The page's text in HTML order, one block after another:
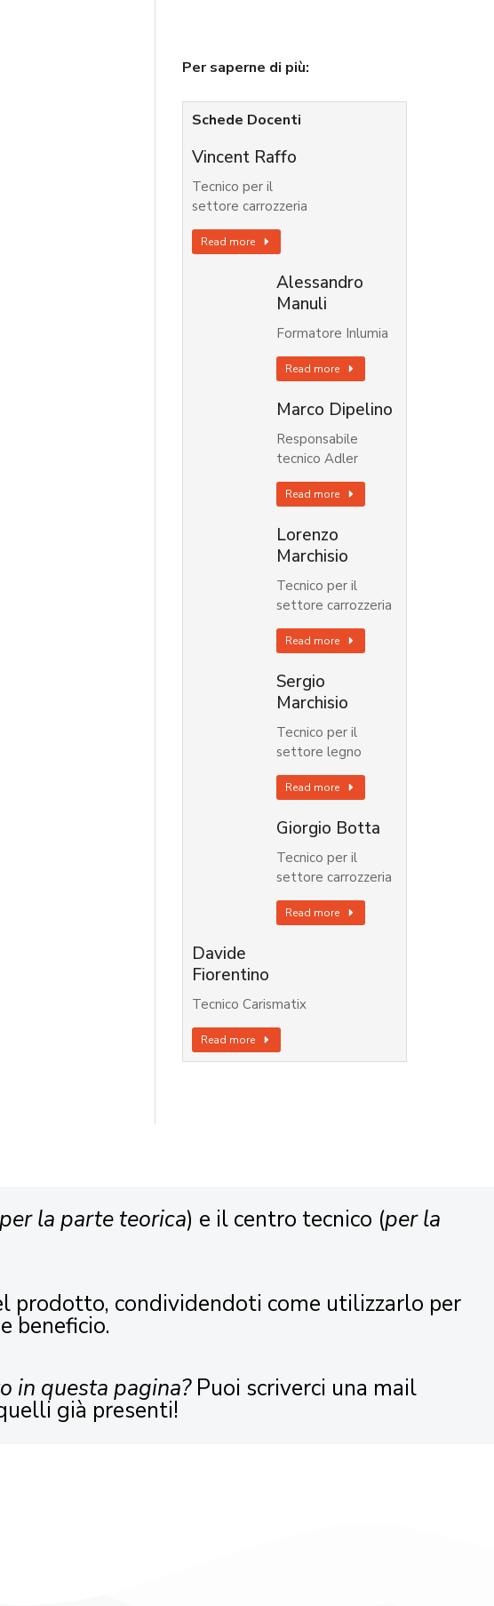
Per saperne di più:
Schede Docenti
Vincent Raffo
Tecnico per il
settore carrozzeria
Read more
Alessandro
Manuli
Formatore Inlumia
Read more
Marco Dipelino
Responsabile
tecnico Adler
Read more
Lorenzo
Marchisio
Tecnico per il
settore carrozzeria
Read more
Sergio
Marchisio
Tecnico per il
settore legno
Read more
Giorgio Botta
Tecnico per il
settore carrozzeria
Read more
Davide
Fiorentino
Tecnico Carismatix
Read more
la parte teorica) e il centro tecnico (per la
prodotto, condividendoti come utilizzarlo per
beneficio.
in questa pagina?Puoi scriverci una mail
già presenti!